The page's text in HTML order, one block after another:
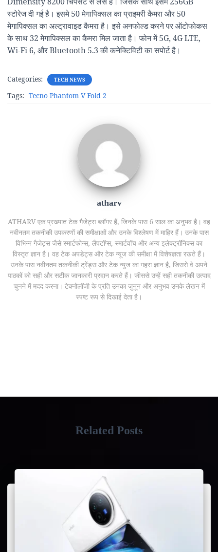
स्टोरेज दी गई है। इसमे 50 मेगापिक्सल का प्राइमरी कैमरा और 50
मेगापिक्सल का अल्ट्रावाइड कैमरा है। इसे अनफोल्ड करने पर ऑटोफोकस
के साथ 32 मेगापिक्सल का कैमरा मिल जाता है। फोन में 5G, 4G LTE,
Wi-Fi 6, और Bluetooth 5.3 की कनेक्टिविटी का सपोर्ट है।
Categories: TECH NEWS
Tags: Tecno Phantom V Fold 2
atharv
ATHARV एक प्रख्यात टेक गैजेट्स ब्लॉगर हैं, जिनके पास 6 साल का अनुभव है। वह
नवीनतम तकनीकी उपकरणों की समीक्षाओं और उनके विश्लेषण में माहिर हैं। उनके पास
विभिन्न गैजेट्स जैसे स्मार्टफोन्स, लैपटॉप्स, स्मार्टवॉच और अन्य इलेक्ट्रॉनिक्स का
विस्तृत ज्ञान है। वह टेक अपडेट्स और टेक न्यूज की समीक्षा में विशेषज्ञता रखते हैं।
उनके पास नवीनतम तकनीकी ट्रेंड्स और टेक न्युज का गहरा ज्ञान है, जिससे वे अपने
पाठकों को सही और सटीक जानकारी प्रदान करते हैं। जीससे उन्हें सही तकनीकी उत्पाद
चुनने में मदद करना। टेक्नोलॉजी के प्रति उनका जुनून और अनुभव उनके लेखन में
स्पष्ट रूप से दिखाई देता है।
Related Posts